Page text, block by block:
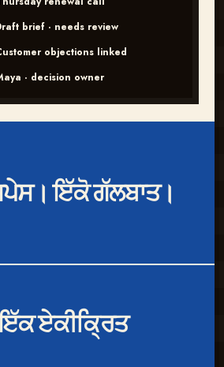
brief · needs review
objections linked
· decision owner
ਇੱਕੋ ਗੱਲਬਾਤ।
ਏਕੀਕ੍ਰਿਤ